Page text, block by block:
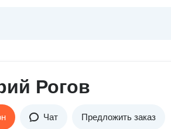
Рогов
Чат Предложить заказ